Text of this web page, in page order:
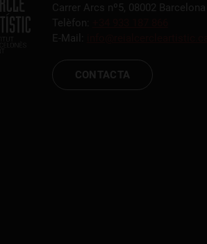
Carrer Arcs nº5, 08002 Barcelona
Telèfon:
E-Mail:
CONTACTA